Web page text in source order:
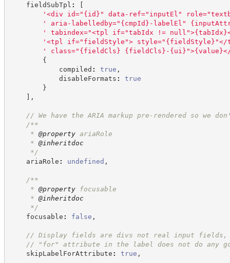
fieldSubTpl :
[
' <div id="{id}" data-ref="inputEl"
'
aria-labelledby="{cmpId}-labelEl"
'
tabindex="<tpl if="tabIdx !=
' <tpl if="fieldStyle"> style="{fieldStyle}"</
'
class="{fieldCls} {fieldCls}-
{
compiled : true ,
disableFormats :
true
}
] ,
// We have the ARIA markup pre-rendered so we
/**
* @property ariaRole
* @inheritdoc
*/
ariaRole : undefined ,
/**
* @property focusable
* @inheritdoc
*/
focusable : false ,
// Display fields are divs not real input fields,
// "for" attribute in the label does not do any
skipLabelForAttribute : true ,